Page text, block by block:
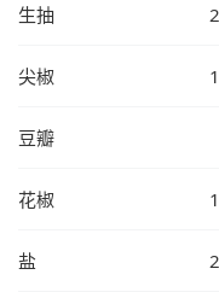
生抽
尖椒
豆瓣
花椒
盐